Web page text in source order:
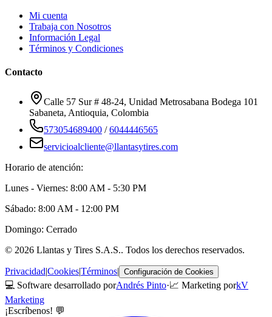
Mi cuenta
Trabaja con Nosotros
Información Legal
Términos y Condiciones
Contacto
Calle 57 Sur # 48-24, Unidad Metrosabana Bodega 101
Sabaneta, Antioquia, Colombia
573054689400 /6044446565
servicioalcliente@llantasytires.com
Horario de atención:
Lunes - Viernes: 8:00 AM - 5:30 PM
Sábado: 8:00 AM - 12:00 PM
Domingo: Cerrado
© 2026 Llantas y Tires S.A.S.. Todos los derechos reservados.
Privacidad|Cookies|Términos| Configuración de Cookies
💻 Software desarrollado porAndrés Pinto·📈 Marketing porkV
Marketing
¡Escríbenos! 💬